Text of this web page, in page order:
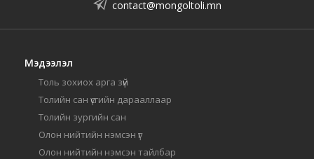
contact@mongoltoli.mn
Мэдээлэл
Толь зохиох арга зүй
Толийн сан үсгийн дарааллаар
Толийн зургийн сан
Олон нийтийн нэмсэн үг
Олон нийтийн нэмсэн тайлбар